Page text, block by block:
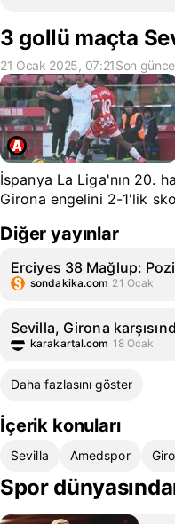
3 gollü maçta
21 Ocak 2025, 07:21Son
İspanya La Liga'nın 20.
Girona engelini 2-1'lik
Diğer yayınlar
Erciyes 38 Mağlup:
sondakika.com 21 Ocak
Sevilla, Girona
karakartal.com 18 Ocak
Daha fazlasını göster
İçerik konuları
Sevilla Amedspor
Spor